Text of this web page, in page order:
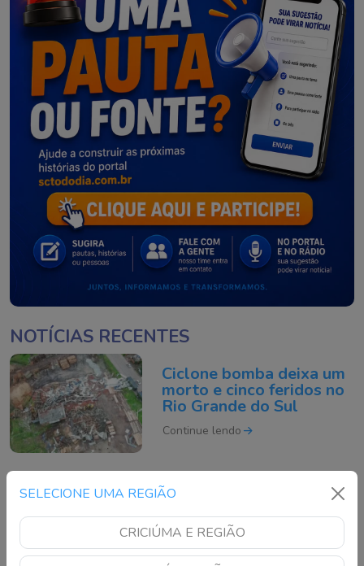
SELECIONE UMA REGIÃO
CRICIÚMA E REGIÃO
NOTÍCIAS RECENTES
Ciclone bomba deixa um
morto e cinco feridos no
Rio Grande do Sul
Continue lendo
Motociclista morre após
101 em São José
Continue lendo